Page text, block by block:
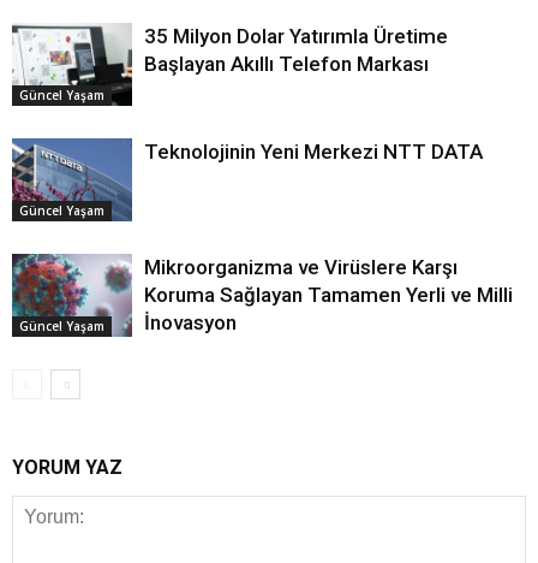
Güncel Yaşam
35 Milyon Dolar Yatırımla Üretime
Başlayan Akıllı Telefon Markası
Güncel Yaşam
Teknolojinin Yeni Merkezi NTT DATA
Güncel Yaşam
Mikroorganizma ve Virüslere Karşı
Koruma Sağlayan Tamamen Yerli ve Milli
İnovasyon
YORUM YAZ